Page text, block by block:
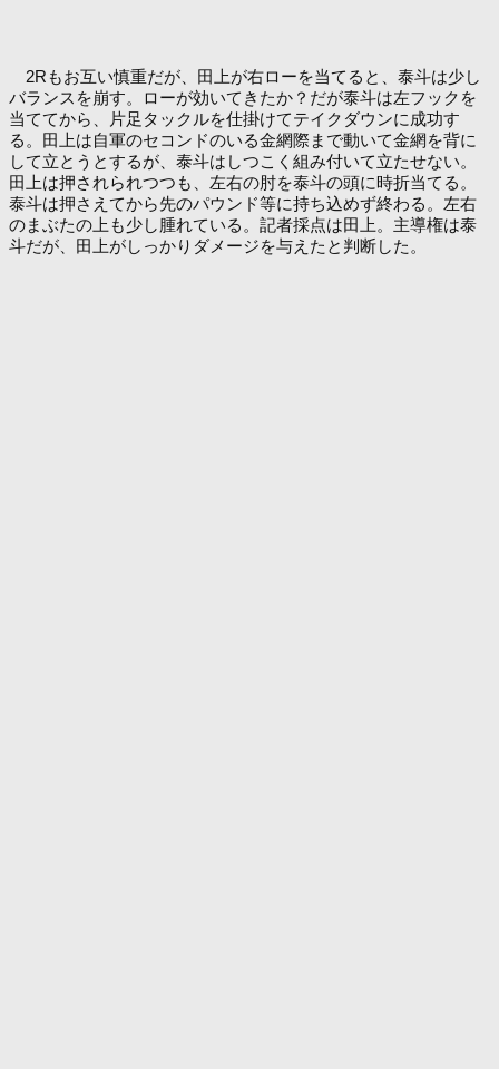
2Rもお互い慎重だが、田上が右ローを当てると、泰斗は少し
バランスを崩す。ローが効いてきたか？だが泰斗は左フックを
当ててから、片足タックルを仕掛けてテイクダウンに成功す
る。田上は自軍のセコンドのいる金網際まで動いて金網を背に
して立とうとするが、泰斗はしつこく組み付いて立たせない。
田上は押されられつつも、左右の肘を泰斗の頭に時折当てる。
泰斗は押さえてから先のパウンド等に持ち込めず終わる。左右
のまぶたの上も少し腫れている。記者採点は田上。主導権は泰
斗だが、田上がしっかりダメージを与えたと判断した。